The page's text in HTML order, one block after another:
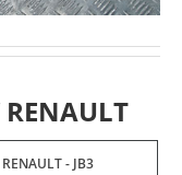
RENAULT
RENAULT - JB3